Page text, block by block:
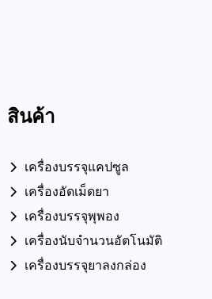
สินค้า
เครื่องบรรจุแคปซูล
เครื่องอัดเม็ดยา
เครื่องบรรจุพุพอง
เครื่องนับจำนวนอัตโนมัติ
เครื่องบรรจุยาลงกล่อง